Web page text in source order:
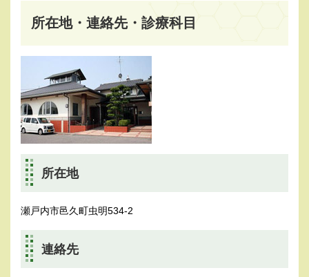
所在地・連絡先・診療科目
所在地
瀬戸内市邑久町虫明534-2
連絡先